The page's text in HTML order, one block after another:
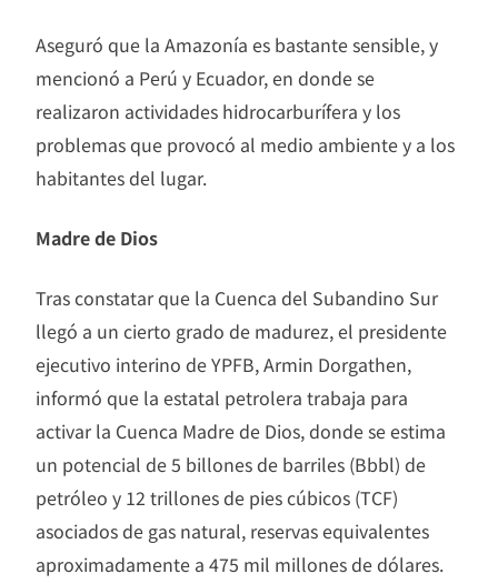
Aseguró que la Amazonía es bastante sensible, y
mencionó a Perú y Ecuador, en donde se
realizaron actividades hidrocarburífera y los
problemas que provocó al medio ambiente y a los
habitantes del lugar.
Madre de Dios
Tras constatar que la Cuenca del Subandino Sur
llegó a un cierto grado de madurez, el presidente
ejecutivo interino de YPFB, Armin Dorgathen,
informó que la estatal petrolera trabaja para
activar la Cuenca Madre de Dios, donde se estima
un potencial de 5 billones de barriles (Bbbl) de
petróleo y 12 trillones de pies cúbicos (TCF)
asociados de gas natural, reservas equivalentes
aproximadamente a 475 mil millones de dólares.